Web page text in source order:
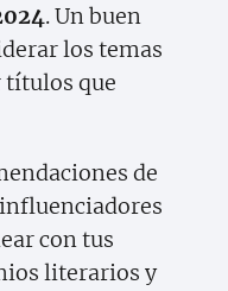
. Un buen
los temas
títulos que
de
con tus
literarios y